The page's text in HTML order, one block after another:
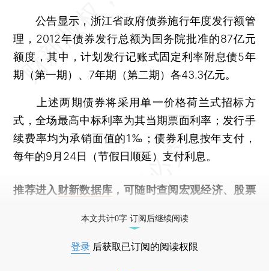
公告显示，浙江省政府债券施行年度发行额管
理，2012年债券发行总额为国务院批准的87亿元
额度，其中，计划发行记账式固定利率附息债5年
期（第一期）、7年期（第二期）各43.3亿元。
上述两期债券将采用单一价格荷兰式招标方
式，全场最高中标利率为其当期票面利率；发行手
续费率均为承销面值的1‰；债券利息按年支付，
每年的9月24日（节假日顺延）支付利息。
推荐进入 财新数据库 ，可随时查阅宏观经济、股票
本文共计0字 订阅后继续阅读
登录 后获取已订阅的阅读权限